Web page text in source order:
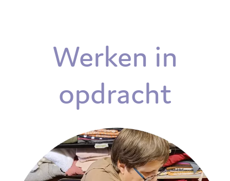
Werken in
opdracht